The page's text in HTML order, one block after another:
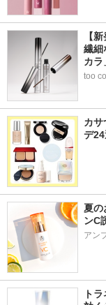
【
繊細
カラ
too
カサ
デ24
夏の
ンC
アン
ト